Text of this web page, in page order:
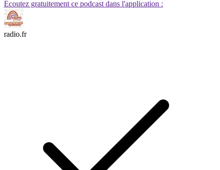
Écoutez gratuitement ce podcast dans l'application :
radio.fr